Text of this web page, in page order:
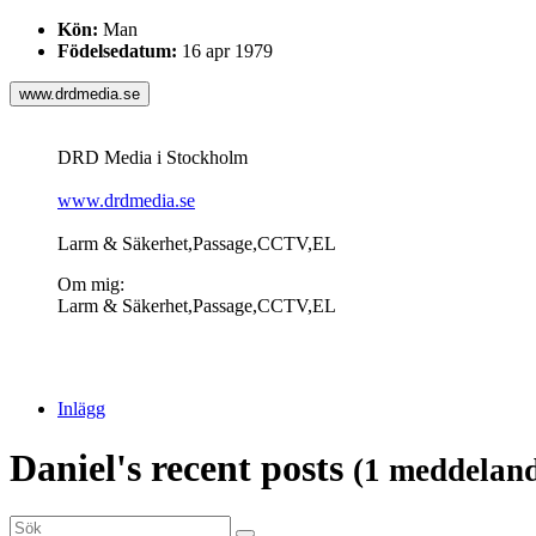
Kön: Man
Födelsedatum: 16 apr 1979
www.drdmedia.se
DRD Media i Stockholm
www.drdmedia.se
Larm & Säkerhet,Passage,CCTV,EL
Om mig:
Larm & Säkerhet,Passage,CCTV,EL
Inlägg
Daniel's recent posts (1